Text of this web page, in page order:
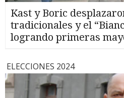
Kast y Boric
tradicionales y el
logrando primeras
ELECCIONES 2024